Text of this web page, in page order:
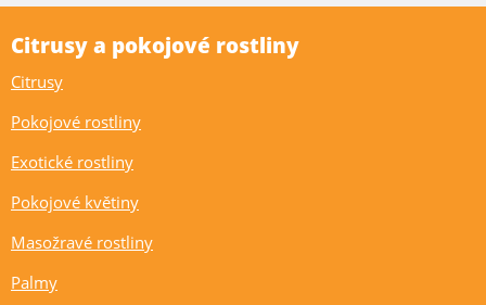
Citrusy a pokojové rostliny
Citrusy
Pokojové rostliny
Exotické rostliny
Pokojové květiny
Masožravé rostliny
Palmy